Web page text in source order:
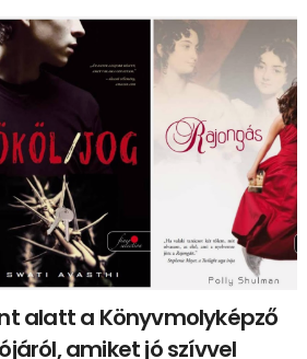
alatt a Könyvmolyképző
amiket jó szívvel